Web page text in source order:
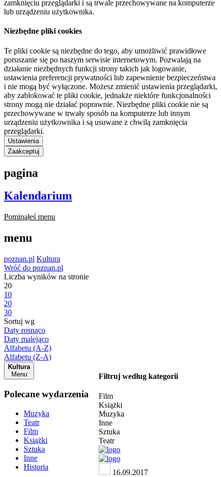
zamknięciu przeglądarki i są trwale przechowywane na komputerze
lub urządzeniu użytkownika.
Niezbędne pliki cookies
Te pliki cookie są niezbędne do tego, aby umożliwić prawidłowe
poruszanie się po naszym serwisie internetowym. Pozwalają na
działanie niezbędnych funkcji strony takich jak logowanie,
ustawienia preferencji prywatności lub zapewnienie bezpieczeństwa
i nie mogą być wyłączone. Możesz zmienić ustawienia przeglądarki,
aby zablokować te pliki cookie, jednakże niektóre funkcjonalności
strony mogą nie działać poprawnie. Niezbędne pliki cookie nie są
przechowywane w trwały sposób na komputerze lub innym
urządzeniu użytkownika i są usuwane z chwilą zamknięcia
przeglądarki.
Ustawienia
Zaakceptuj
pagina
Kalendarium
Pominąłeś menu
menu
poznan.pl Kultura
Wróć do poznan.pl
Liczba wyników na stronie
20
10
20
30
Sortuj wg
Daty rosnąco
Daty malejąco
Alfabetu (A-Z)
Alfabetu (Z-A)
Kultura
Menu
Polecane wydarzenia
Muzyka
Teatr
Film
Książki
Sztuka
Inne
Historia
Filtruj według kategorii
Film
Książki
Muzyka
Inne
Sztuka
Teatr
16.09.2017